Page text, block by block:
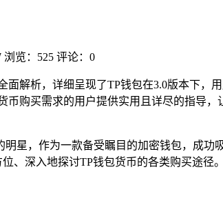
浏览：525 评论：0
解析，详细呈现了TP钱包在3.0版本下
购买需求的用户提供实用且详尽的指导
明星，作为一款备受瞩目的加密钱包，成功
、深入地探讨TP钱包货币的各类购买途径。